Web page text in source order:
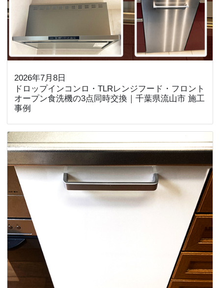
2026年7月8日
ドロップインコンロ・TLRレンジフード・フロント
オープン食洗機の3点同時交換｜千葉県流山市 施工
事例